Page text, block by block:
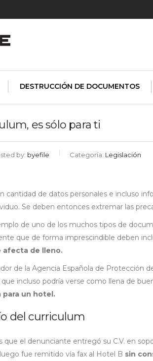
DESTRUCCIÓN DE DOCUMENTOS
es sólo para ti
by: byefile Categoría: Legislación
cantidad de datos personales e incluso
Se deben entonces extremar las
de uno de los muchos tipos de
que de forma imprescindible deben
afecta de lleno.
de la Agencia Española de Protección
incluso podría verse como llena de
para un hotel.
del curriculum
que el denunciante entregó su C.V. en
fue remitido vía fax al Hotel B sin